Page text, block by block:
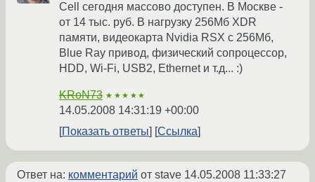
Cell сегодня массово доступен. В Москве -
от 14 тыс. руб. В нагрузку 256Мб XDR
памяти, видеокарта Nvidia RSX с 256Мб,
Blue Ray привод, физический сопроцессор,
HDD, Wi-Fi, USB2, Ethernet и т.д... :)
KRoN73 ★★★★★
14.05.2008 14:31:19 +00:00
Показать ответы
Ссылка
Ответ на: комментарий от stave 14.05.2008 11:33:27